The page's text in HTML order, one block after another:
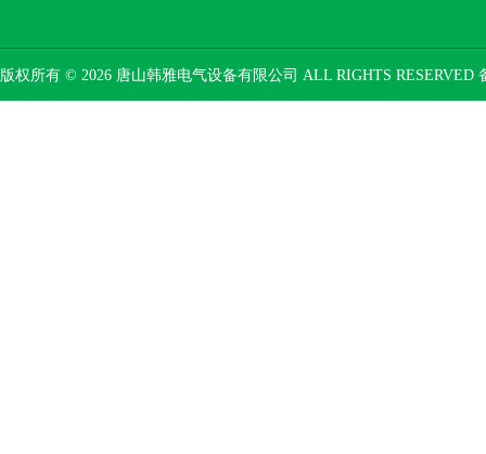
版权所有 © 2026 唐山韩雅电气设备有限公司 ALL RIGHTS RESERVED